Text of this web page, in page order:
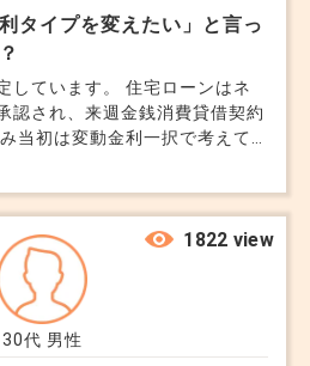
+0
タイプを変えたい」と言っ
しています。 住宅ローンはネ
認され、来週金銭消費貸借契約
当初は変動金利一択で考えて
れましたが、少し困ったような
り直しになるのでしょうか。
したことで、承認内容に影響が
30代 男性
1822 view